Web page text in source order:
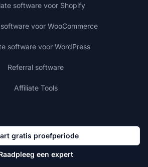
software voor Shopify
voor WooCommerce
software voor WordPress
Referral software
Affiliate Tools
gratis proefperiode
een expert